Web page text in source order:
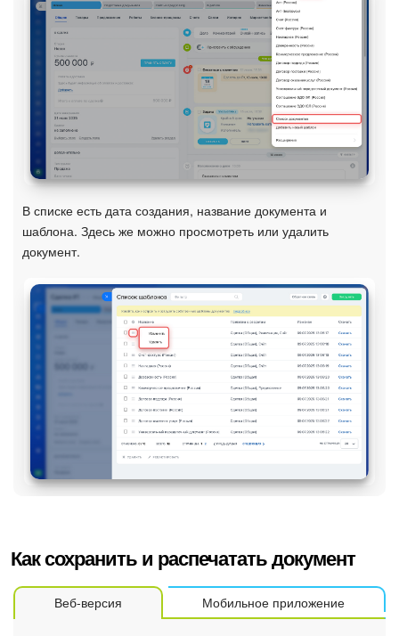
В списке есть дата создания, название документа и
шаблона. Здесь же можно просмотреть или удалить
документ.
Как сохранить и распечатать документ
Веб-версия Мобильное приложение